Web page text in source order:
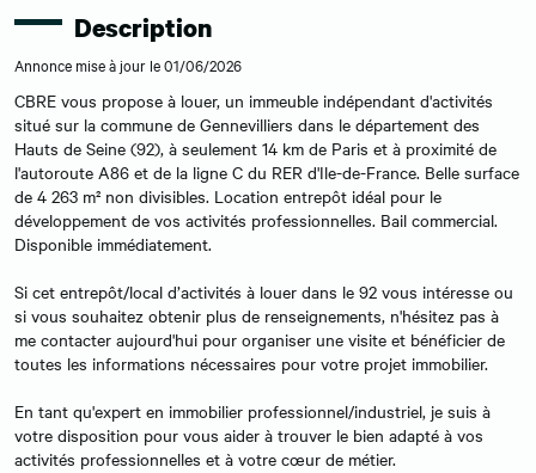
Description
Annonce mise à jour le 01/06/2026
CBRE vous propose à louer, un immeuble indépendant d'activités
situé sur la commune de Gennevilliers dans le département des
Hauts de Seine (92), à seulement 14 km de Paris et à proximité de
l'autoroute A86 et de la ligne C du RER d'Ile-de-France. Belle surface
de 4 263 m² non divisibles. Location entrepôt idéal pour le
développement de vos activités professionnelles. Bail commercial.
Disponible immédiatement.
Si cet entrepôt/local d’activités à louer dans le 92 vous intéresse ou
si vous souhaitez obtenir plus de renseignements, n'hésitez pas à
me contacter aujourd'hui pour organiser une visite et bénéficier de
toutes les informations nécessaires pour votre projet immobilier.
En tant qu'expert en immobilier professionnel/industriel, je suis à
votre disposition pour vous aider à trouver le bien adapté à vos
activités professionnelles et à votre cœur de métier.